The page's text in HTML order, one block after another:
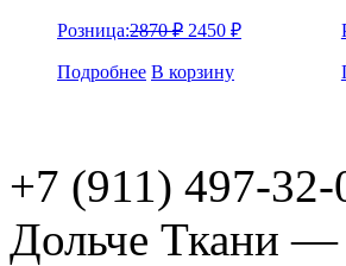
Розница:2870₽ 2450 ₽
Подробнее В корзину
+7 (911) 497-32-
Дольче Ткани —